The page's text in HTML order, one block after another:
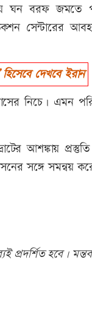
ঘন বরফ জমতে
সেন্টারের
হিসেবে দেখবে ইরান
নিচে। এমন
আশঙ্কায় প্রস্তুতি
সঙ্গে সমন্বয়
হবে।